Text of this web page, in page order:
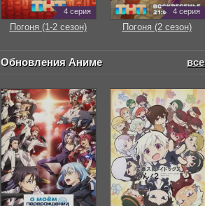
4 серия
Погоня (1-2 сезон)
4 серия
Погоня (2 сезон)
Обновления Аниме все